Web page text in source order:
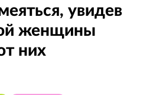
увидев
женщины
них